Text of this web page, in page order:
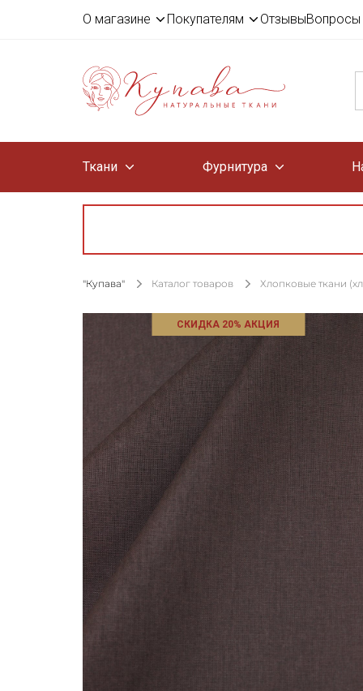
О магазине Покупателям ОтзывыВопросы
Ткани Фурнитура
"Купава" Каталог товаров Хлопковые ткани
СКИДКА 20% АКЦИЯ